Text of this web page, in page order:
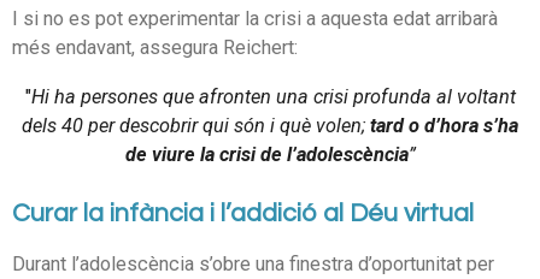
I si no es pot experimentar la crisi a aquesta edat arribarà
més endavant, assegura Reichert:
"Hi ha persones que afronten una crisi profunda al voltant
dels 40 per descobrir qui són i què volen; tard o d’hora s’ha
de viure la crisi de l’adolescència”
Curar la infància i l’addició al Déu virtual
Durant l’adolescència s’obre una finestra d’oportunitat per